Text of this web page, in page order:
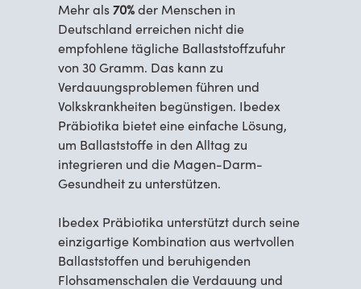
Mehr als 70%der Menschen in
Deutschland erreichen nicht die
empfohlene tägliche Ballaststoffzufuhr
von 30 Gramm. Das kann zu
Verdauungsproblemen führen und
Volkskrankheiten begünstigen. Ibedex
Präbiotika bietet eine einfache Lösung,
um Ballaststoffe in den Alltag zu
integrieren und die Magen-Darm-
Gesundheit zu unterstützen.
Ibedex Präbiotika unterstützt durch seine
einzigartige Kombination aus wertvollen
Ballaststoffen und beruhigenden
Flohsamenschalen die Verdauung und